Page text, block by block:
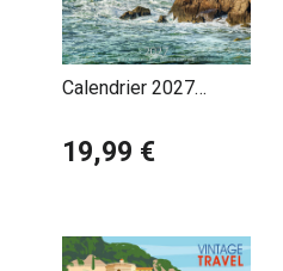
Calendrier 2027
Atlantique
19,99 €